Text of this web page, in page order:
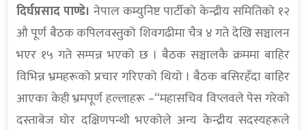
दिर्घप्रसाद पाण्डे। नेपाल कम्युनिष्ट पार्टीको केन्द्रीय समितिको १२
औ पूर्ण बैठक कपिलवस्तुको शिवगढीमा चैत्र ४ गते देखि सञ्चालन
भएर १५ गते सम्पन्न भएको छ । बैठक सञ्चालकै क्रममा बाहिर
विभिन्न भ्रमहरूको प्रचार गरिएको थियो । बैठक बसिरहँदा बाहिर
आएका केही भ्रमपूर्ण हल्लाहरू –“महासचिव विप्लवले पेस गरेको
दस्ताबेज घोर दक्षिणपन्थी भएकोले अन्य केन्द्रीय सदस्यहरूले